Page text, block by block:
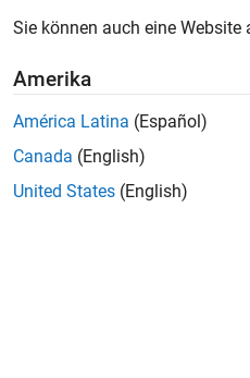
Sie können auch eine
Amerika
América Latina (Español)
Canada (English)
United States (English)